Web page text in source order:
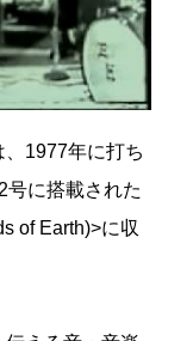
1977年に打ち
号に搭載された
of Earth)>に収